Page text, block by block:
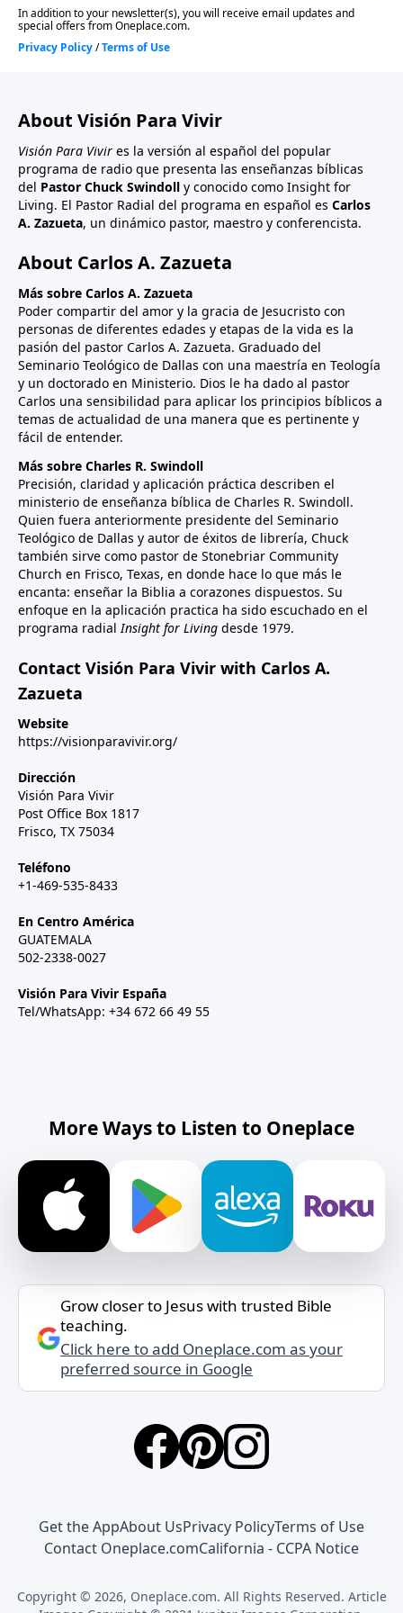
About Visión Para Vivir
Visión Para Vivir es la versión al español del popular
programa de radio que presenta las enseñanzas bíblicas
del Pastor Chuck Swindoll y conocido como Insight for
Living. El Pastor Radial del programa en español es Carlos
A. Zazueta, un dinámico pastor, maestro y conferencista.
About Carlos A. Zazueta
Más sobre Carlos A. Zazueta
Poder compartir del amor y la gracia de Jesucristo con
personas de diferentes edades y etapas de la vida es la
pasión del pastor Carlos A. Zazueta. Graduado del
Seminario Teológico de Dallas con una maestría en Teología
y un doctorado en Ministerio. Dios le ha dado al pastor
Carlos una sensibilidad para aplicar los principios bíblicos a
temas de actualidad de una manera que es pertinente y
fácil de entender.
Más sobre Charles R. Swindoll
Precisión, claridad y aplicación práctica describen el
ministerio de enseñanza bíblica de Charles R. Swindoll.
Quien fuera anteriormente presidente del Seminario
Teológico de Dallas y autor de éxitos de librería, Chuck
también sirve como pastor de Stonebriar Community
Church en Frisco, Texas, en donde hace lo que más le
encanta: enseñar la Biblia a corazones dispuestos. Su
enfoque en la aplicación practica ha sido escuchado en el
programa radialInsight for Living desde 1979.
Contact Visión Para Vivir with Carlos A.
Zazueta
Website
https://visionparavivir.org/
Dirección
Visión Para Vivir
Post Office Box 1817
Frisco, TX 75034
Teléfono
+1-469-535-8433
En Centro América
GUATEMALA
502-2338-0027
Visión Para Vivir España
Tel/WhatsApp: +34 672 66 49 55
More Ways to Listen to Oneplace
Grow closer to Jesus with trusted Bible
teaching.
Click here to add Oneplace.com as your
preferred source in Google
Get the AppAbout UsPrivacy PolicyTerms of Use
Contact Oneplace.comCalifornia - CCPA Notice
Copyright © 2026, Oneplace.com. All Rights Reserved. Article